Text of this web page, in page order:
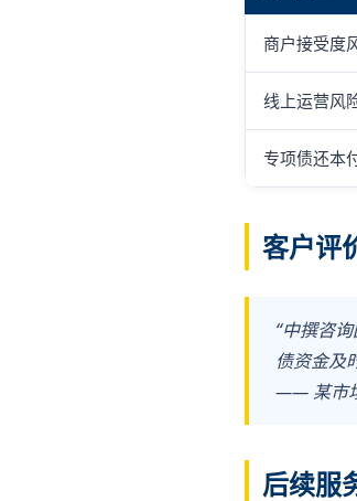
商户接受度
线上运营风
专项债还本
客户评
“中撰咨
债资金及
—— 某市
后续服